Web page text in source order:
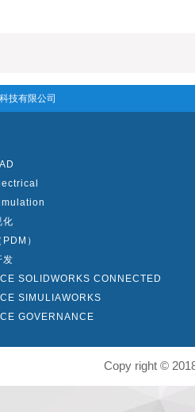
技有限公司
化
）
发
SOLIDWORKS CONNECTED
SIMULIAWORKS
GOVERNANCE
Copy right ©